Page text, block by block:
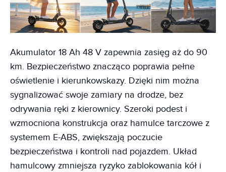
Akumulator 18 Ah 48 V zapewnia zasięg aż do 90
km. Bezpieczeństwo znacząco poprawia pełne
oświetlenie i kierunkowskazy. Dzięki nim można
sygnalizować swoje zamiary na drodze, bez
odrywania ręki z kierownicy. Szeroki podest i
wzmocniona konstrukcja oraz hamulce tarczowe z
systemem E-ABS, zwiększają poczucie
bezpieczeństwa i kontroli nad pojazdem. Układ
hamulcowy zmniejsza ryzyko zablokowania kół i